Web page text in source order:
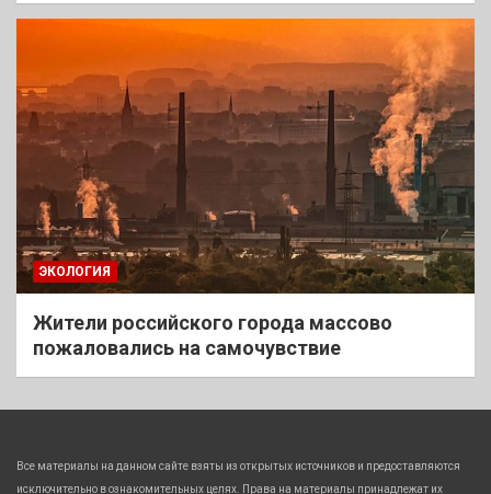
ЭКОЛОГИЯ
Жители российского города массово
пожаловались на самочувствие
Все материалы на данном сайте взяты из открытых источников и предоставляются
исключительно в ознакомительных целях. Права на материалы принадлежат их